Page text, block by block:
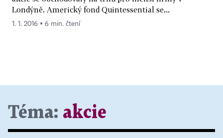
Londýně. Americký fond Quintessential se...
1. 1. 2016 ▪ 6 min. čtení
Téma: akcie